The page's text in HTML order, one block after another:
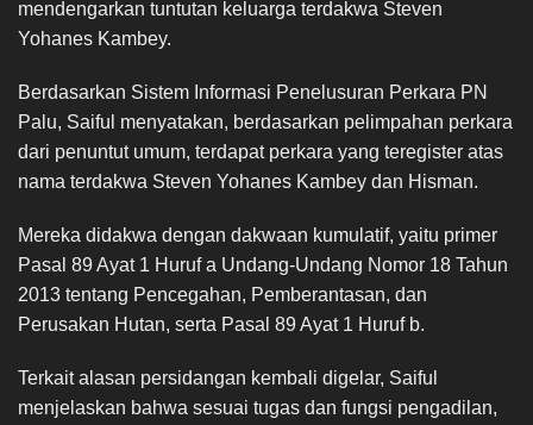
mendengarkan tuntutan keluarga terdakwa Steven
Yohanes Kambey.
Berdasarkan Sistem Informasi Penelusuran Perkara PN
Palu, Saiful menyatakan, berdasarkan pelimpahan perkara
dari penuntut umum, terdapat perkara yang teregister atas
nama terdakwa Steven Yohanes Kambey dan Hisman.
Mereka didakwa dengan dakwaan kumulatif, yaitu primer
Pasal 89 Ayat 1 Huruf a Undang-Undang Nomor 18 Tahun
2013 tentang Pencegahan, Pemberantasan, dan
Perusakan Hutan, serta Pasal 89 Ayat 1 Huruf b.
Terkait alasan persidangan kembali digelar, Saiful
menjelaskan bahwa sesuai tugas dan fungsi pengadilan,